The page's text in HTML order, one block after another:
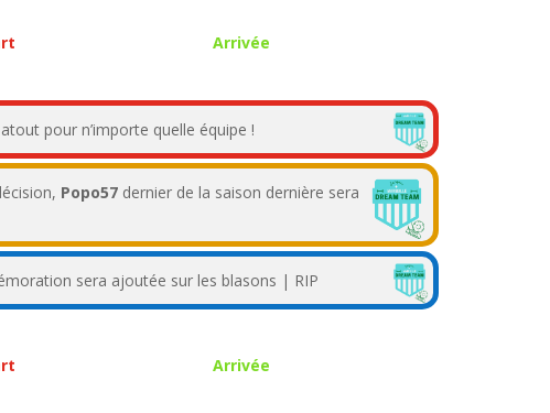
Arrivée
pour n’importe quelle équipe !
Popo57 dernier de la saison dernière sera
sera ajoutée sur les blasons | RIP
Arrivée